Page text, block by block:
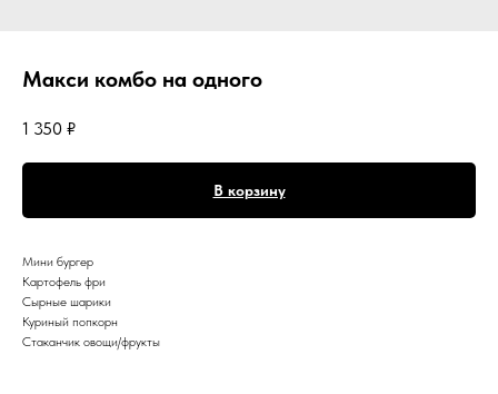
Макси комбо на одного
1 350 ₽
В корзину
Мини бургер
Картофель фри
Сырные шарики
Куриный попкорн
Стаканчик овощи/фрукты